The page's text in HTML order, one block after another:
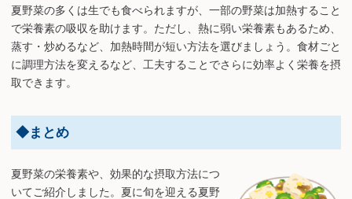
夏野菜の多くは生でも食べられますが、一部の野菜は加熱すること
で栄養素の吸収を助けます。ただし、熱に弱い栄養素もあるため、
蒸す・炒めるなど、加熱時間が短い方法を選びましょう。食材ごと
に調理方法を変えるなど、工夫することでさらに効率よく栄養を摂
取できます。
◆まとめ
夏野菜の栄養素や、効果的な摂取方法につ
いてご紹介しました。夏に旬を迎える夏野